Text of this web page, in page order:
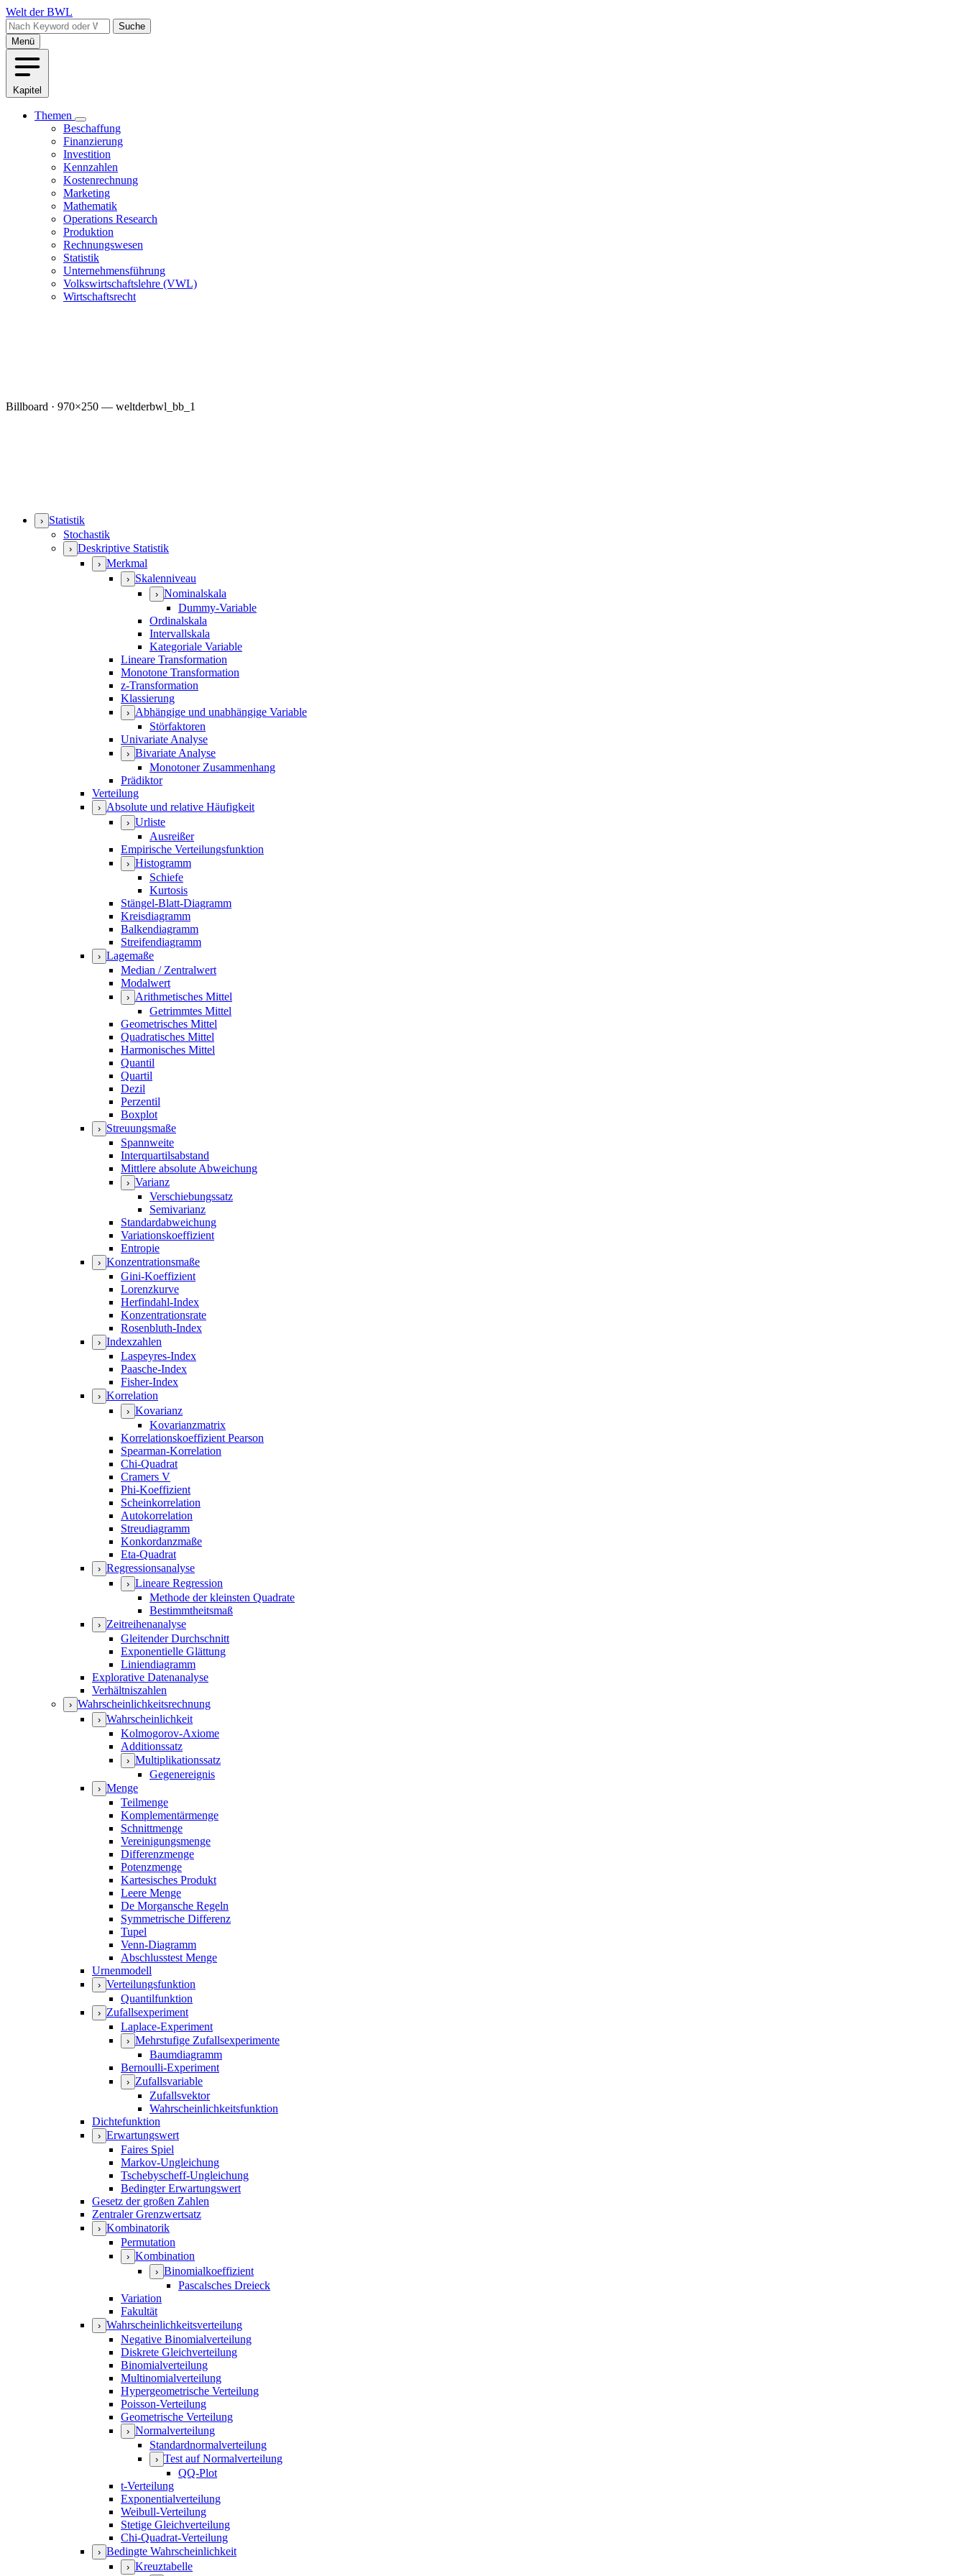
Direkt
zum
Inhalt
Welt der BWL
Suche
Menü
Kapitel
Haupt
Themen
Unternavigation
von
Themen
Beschaffung
Finanzierung
Investition
Kennzahlen
Kostenrechnung
Marketing
Mathematik
Operations Research
Produktion
Rechnungswesen
Statistik
Unternehmensführung
Volkswirtschaftslehre (VWL)
Wirtschaftsrecht
Billboard · 970×250 — weltderbwl_bb_1
› Statistik
Stochastik
› Deskriptive Statistik
› Merkmal
› Skalenniveau
› Nominalskala
Dummy-Variable
Ordinalskala
Intervallskala
Kategoriale Variable
Lineare Transformation
Monotone Transformation
z-Transformation
Klassierung
› Abhängige und unabhängige Variable
Störfaktoren
Univariate Analyse
› Bivariate Analyse
Monotoner Zusammenhang
Prädiktor
Verteilung
› Absolute und relative Häufigkeit
› Urliste
Ausreißer
Empirische Verteilungsfunktion
› Histogramm
Schiefe
Kurtosis
Stängel-Blatt-Diagramm
Kreisdiagramm
Balkendiagramm
Streifendiagramm
› Lagemaße
Median / Zentralwert
Modalwert
› Arithmetisches Mittel
Getrimmtes Mittel
Geometrisches Mittel
Quadratisches Mittel
Harmonisches Mittel
Quantil
Quartil
Dezil
Perzentil
Boxplot
› Streuungsmaße
Spannweite
Interquartilsabstand
Mittlere absolute Abweichung
› Varianz
Verschiebungssatz
Semivarianz
Standardabweichung
Variationskoeffizient
Entropie
› Konzentrationsmaße
Gini-Koeffizient
Lorenzkurve
Herfindahl-Index
Konzentrationsrate
Rosenbluth-Index
› Indexzahlen
Laspeyres-Index
Paasche-Index
Fisher-Index
› Korrelation
› Kovarianz
Kovarianzmatrix
Korrelationskoeffizient Pearson
Spearman-Korrelation
Chi-Quadrat
Cramers V
Phi-Koeffizient
Scheinkorrelation
Autokorrelation
Streudiagramm
Konkordanzmaße
Eta-Quadrat
› Regressionsanalyse
› Lineare Regression
Methode der kleinsten Quadrate
Bestimmtheitsmaß
› Zeitreihenanalyse
Gleitender Durchschnitt
Exponentielle Glättung
Liniendiagramm
Explorative Datenanalyse
Verhältniszahlen
› Wahrscheinlichkeitsrechnung
› Wahrscheinlichkeit
Kolmogorov-Axiome
Additionssatz
› Multiplikationssatz
Gegenereignis
› Menge
Teilmenge
Komplementärmenge
Schnittmenge
Vereinigungsmenge
Differenzmenge
Potenzmenge
Kartesisches Produkt
Leere Menge
De Morgansche Regeln
Symmetrische Differenz
Tupel
Venn-Diagramm
Abschlusstest Menge
Urnenmodell
› Verteilungsfunktion
Quantilfunktion
› Zufallsexperiment
Laplace-Experiment
› Mehrstufige Zufallsexperimente
Baumdiagramm
Bernoulli-Experiment
› Zufallsvariable
Zufallsvektor
Wahrscheinlichkeitsfunktion
Dichtefunktion
› Erwartungswert
Faires Spiel
Markov-Ungleichung
Tschebyscheff-Ungleichung
Bedingter Erwartungswert
Gesetz der großen Zahlen
Zentraler Grenzwertsatz
› Kombinatorik
Permutation
› Kombination
› Binomialkoeffizient
Pascalsches Dreieck
Variation
Fakultät
› Wahrscheinlichkeitsverteilung
Negative Binomialverteilung
Diskrete Gleichverteilung
Binomialverteilung
Multinomialverteilung
Hypergeometrische Verteilung
Poisson-Verteilung
Geometrische Verteilung
› Normalverteilung
Standardnormalverteilung
› Test auf Normalverteilung
QQ-Plot
t-Verteilung
Exponentialverteilung
Weibull-Verteilung
Stetige Gleichverteilung
Chi-Quadrat-Verteilung
› Bedingte Wahrscheinlichkeit
› Kreuztabelle